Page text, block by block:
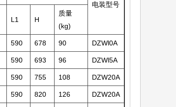
电装型号
L1 H
质量
(kg)
590 678 90 DZWl0A
590 693 96 DZWl5A
590 755 108 DZW20A
590 820 126 DZW20A